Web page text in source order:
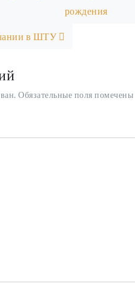
рождения
в ШТУ
Обязательные поля помечены